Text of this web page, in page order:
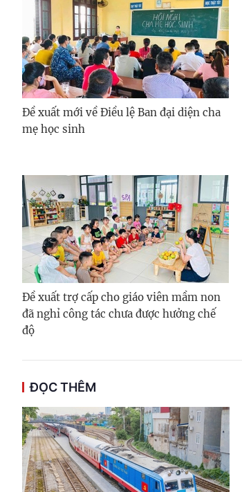
Đề xuất mới về Điều lệ Ban đại diện cha
mẹ học sinh
Đề xuất trợ cấp cho giáo viên mầm non
đã nghỉ công tác chưa được hưởng chế
độ
ĐỌC THÊM